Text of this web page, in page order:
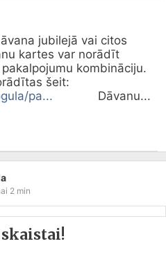
jubilejā vai citos
kartes var norādīt
kombināciju.
pa...
             Dāvanu...
2 min